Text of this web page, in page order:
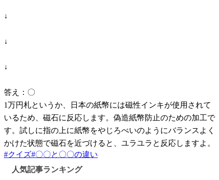
↓
↓
↓
答え：〇
1万円札というか、日本の紙幣には磁性インキが使用されて
いるため、磁石に反応します。偽造紙幣防止のための加工で
す。試しに指の上に紙幣をやじろべいのようにバランスよく
かけた状態で磁石を近づけると、ユラユラと反応しますよ。
#クイズ#〇〇と〇〇の違い
人気記事ランキング